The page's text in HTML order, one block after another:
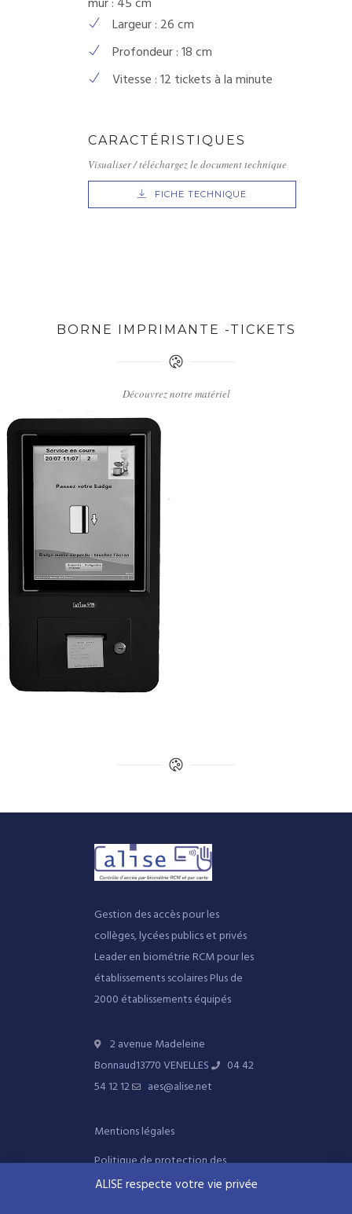
ALISE respecte votre vie privée
Largeur : 26 cm
Profondeur : 18 cm
Vitesse : 12 tickets à la minute
CARACTÉRISTIQUES
Visualiser / téléchargez le document technique
FICHE TECHNIQUE
BORNE IMPRIMANTE -TICKETS
Découvrez notre matériel
Gestion des accès pour les
collèges, lycées publics et privés
Leader en biométrie RCM pour les
établissements scolairesPlus de
2000 établissements équipés
2 avenue Madeleine
Bonnaud13770 VENELLES
04 42
54 12 12
aes@alise.net
Mentions légales
Politique de protection des
données